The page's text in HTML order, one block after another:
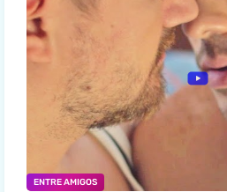
ENTRE AMIGOS